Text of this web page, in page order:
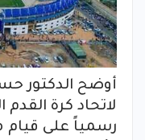
أوضح الدكتور
لاتحاد كرة القدم
رسمياً على قيام